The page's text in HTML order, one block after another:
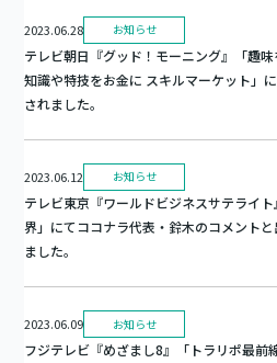
2023.06.28 お知らせ
テレビ朝日『グッド！モーニング』「趣
知識や特技をお金に スキルマーケット」
されました。
2023.06.12 お知らせ
テレビ東京『ワールドビジネスサテライ
界」にてココナラ代表・鈴木のコメント
ました。
2023.06.09 お知らせ
フジテレビ『めざまし8』「トラリポ最前